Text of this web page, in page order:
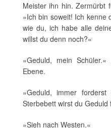
Meister ihn hin. Zermürbt
»Ich bin soweit! Ich kenne
wie du, ich habe alle
willst du denn noch?«
»Geduld, mein
Ebene.
»Geduld, immer
Sterbebett wirst du Geduld
»Sieh nach Westen.«